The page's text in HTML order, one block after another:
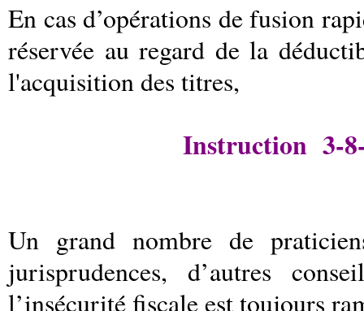
En cas d’opérations defusion
réservée au regard de la
l'acquisition des titres,
Instruction 3-
Un grand nombre de
jurisprudences, d’autres
l’insécurité fiscale est toujours